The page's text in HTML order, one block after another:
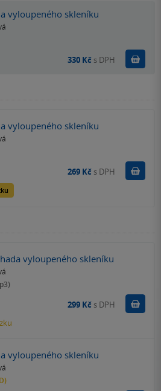
vyloupeného skleníku
330 Kč s DPH
vyloupeného skleníku
269 Kč s DPH Koupit
vyloupeného skleníku
299 Kč s DPH Koupit
vyloupeného skleníku